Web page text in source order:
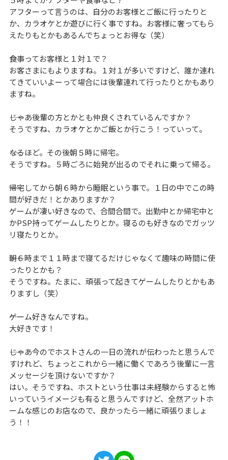
アフターって言うのは、自分のお客様とご飯に行ったりと
か、カラオケとか遊びに行く事ですね。お客様に奢ってもら
えたりもとかもあるんでちょっとお得な（笑）
――食事ってお客様と１対１で？
お客さまにもよりますね。１対１が多いですけど、誰か連れ
てきていいよーって場合には後輩連れて行ったりとかもあり
ますね。
――じゃあ後輩の方とかとも仲良くされているんですか？
そうですね、カラオケとかご飯とか行こう！っていって。
――なるほど。その後朝５時に帰宅。
そうですね。５時ごろに始発が出るのでそれに乗って帰る。
――帰宅してから朝６時から睡眠という事で。１日の中でこの時
間が好きだ！とかありますか？
ゲームが凄い好きなので、合間合間で。出勤中とか帰宅中と
かPSP持ってゲームしたりとか。寝るのも好きなのでガッツ
リ寝たりとか。
――朝６時まで１１時まで寝てるだけじゃなくて趣味の時間に使
ったりとかも？
そうですね。たまに、頑張って起きてゲームしたりとかもあ
りますし（笑）
――ゲーム好きなんですね。
大好きです！
――じゃあ今のでホストさんの一日の流れが伝わったと思うんで
すけれど、ちょっとこれから一緒に働くであろう後輩に一言
メッセージを頂けないですか？
はい。そうですね、ホストという仕事は未経験からすると怖
いっていうイメージも有ると思うんですけど、全然アットホ
ームな感じのお店なので、良かったら一緒に頑張りましょ
う！！